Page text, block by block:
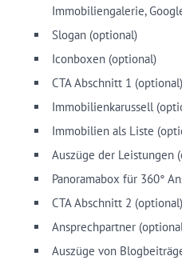
Immobiliengalerie,
Slogan (optional)
Iconboxen (optional)
CTA Abschnitt 1 (optional)
Immobilienkarussell
Immobilien als Liste
Auszüge der Leistungen
Panoramabox für 360°
CTA Abschnitt 2 (optional)
Ansprechpartner
Auszüge von